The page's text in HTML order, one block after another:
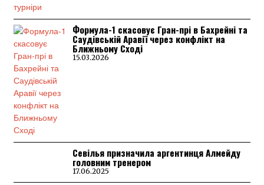
Формула-1 скасовує Гран-прі в Бахрейні та
Саудівській Аравії через конфлікт на
Ближньому Сході
15.03.2026
Севілья призначила аргентинця Алмейду
головним тренером
17.06.2025